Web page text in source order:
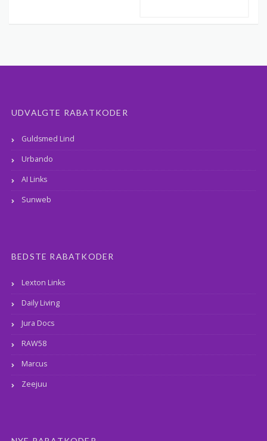
UDVALGTE RABATKODER
Guldsmed Lind
Urbando
AI Links
Sunweb
BEDSTE RABATKODER
Lexton Links
Daily Living
Jura Docs
RAW58
Marcus
Zeejuu